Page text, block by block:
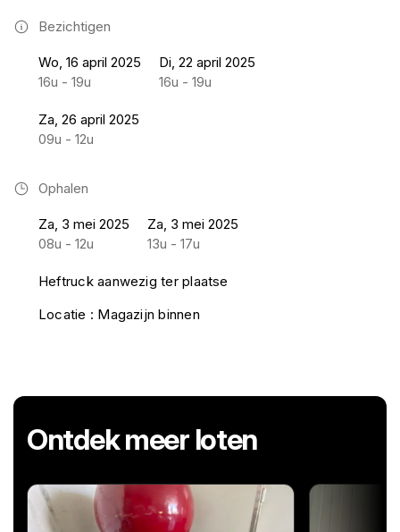
Bezichtigen
Wo, 16 april 2025
16u - 19u
Di, 22 april 2025
16u - 19u
Za, 26 april 2025
09u - 12u
Ophalen
Za, 3 mei 2025
08u - 12u
Za, 3 mei 2025
13u - 17u
Heftruck aanwezig ter plaatse
Locatie : Magazijn binnen
Ontdek meer loten